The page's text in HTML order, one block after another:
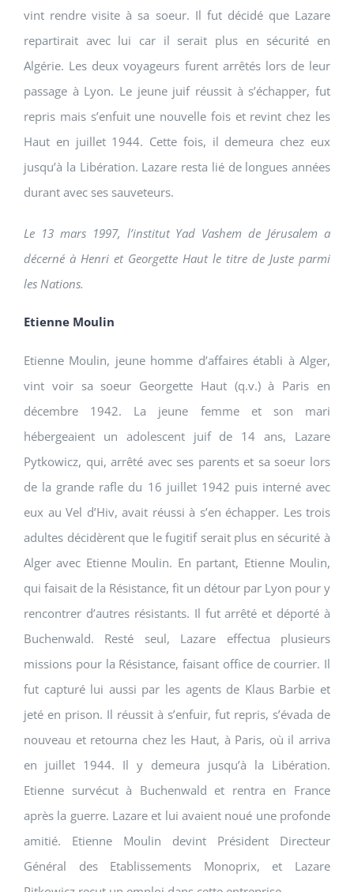
vint rendre visite à sa soeur. Il fut décidé que Lazare
repartirait avec lui car il serait plus en sécurité en
Algérie. Les deux voyageurs furent arrêtés lors de leur
passage à Lyon. Le jeune juif réussit à s’échapper, fut
repris mais s’enfuit une nouvelle fois et revint chez les
Haut en juillet 1944. Cette fois, il demeura chez eux
jusqu’à la Libération. Lazare resta lié de longues années
durant avec ses sauveteurs.
Le 13 mars 1997, l’institut Yad Vashem de Jérusalem a
décerné à Henri et Georgette Haut le titre de Juste parmi
les Nations.
Etienne Moulin
Etienne Moulin, jeune homme d’affaires établi à Alger,
vint voir sa soeur Georgette Haut (q.v.) à Paris en
décembre 1942. La jeune femme et son mari
hébergeaient un adolescent juif de 14 ans, Lazare
Pytkowicz, qui, arrêté avec ses parents et sa soeur lors
de la grande rafle du 16 juillet 1942 puis interné avec
eux au Vel d’Hiv, avait réussi à s’en échapper. Les trois
adultes décidèrent que le fugitif serait plus en sécurité à
Alger avec Etienne Moulin. En partant, Etienne Moulin,
qui faisait de la Résistance, fit un détour par Lyon pour y
rencontrer d’autres résistants. Il fut arrêté et déporté à
Buchenwald. Resté seul, Lazare effectua plusieurs
missions pour la Résistance, faisant office de courrier. Il
fut capturé lui aussi par les agents de Klaus Barbie et
jeté en prison. Il réussit à s’enfuir, fut repris, s’évada de
nouveau et retourna chez les Haut, à Paris, où il arriva
en juillet 1944. Il y demeura jusqu’à la Libération.
Etienne survécut à Buchenwald et rentra en France
après la guerre. Lazare et lui avaient noué une profonde
amitié. Etienne Moulin devint Président Directeur
Général des Etablissements Monoprix, et Lazare